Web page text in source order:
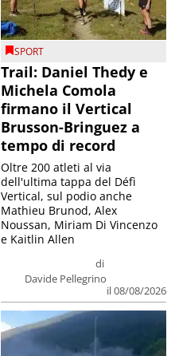
SPORT
Trail: Daniel Thedy e
Michela Comola
firmano il Vertical
Brusson-Bringuez a
tempo di record
di
Davide Pellegrino
il 08/08/2026
Oltre 200 atleti al via
dell'ultima tappa del Défì
Vertical, sul podio anche
Mathieu Brunod, Alex
Noussan, Miriam Di Vincenzo
e Kaitlin Allen